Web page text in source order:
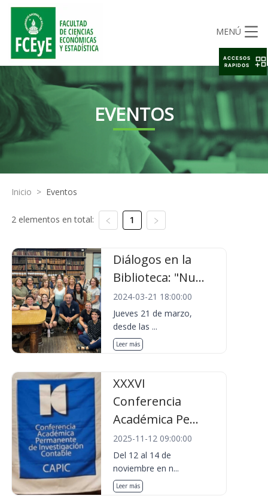
MENÚ
EVENTOS
Inicio > Eventos
2 elementos en total: 1
Diálogos en la
Biblioteca: "Nu...
2024-03-21 18:00:00
Jueves 21 de marzo,
desde las ...
Leer más
XXXVI
Conferencia
Académica Pe...
2025-11-12 09:00:00
Del 12 al 14 de
noviembre en n...
Leer más
ACCESOS
RAPIDOS